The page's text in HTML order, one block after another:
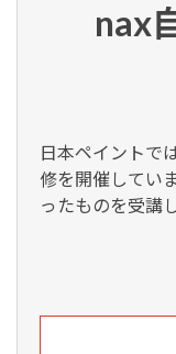
nax
日本ペイントで
修を開催してい
ったものを受講